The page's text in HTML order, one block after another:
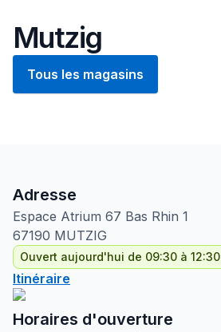
Mutzig
Tous les magasins
Adresse
Espace Atrium 67 Bas Rhin 1
67190 MUTZIG
Ouvert aujourd'hui de 09:30 à
Itinéraire
Horaires d'ouverture